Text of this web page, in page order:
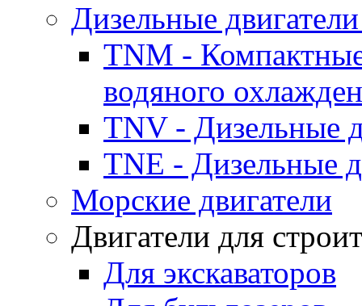
Дизельные
TNM -
водяного
TNV - Дизельные
TNE - Дизельные
Морские двигатели
Двигатели для
Для экскаваторов